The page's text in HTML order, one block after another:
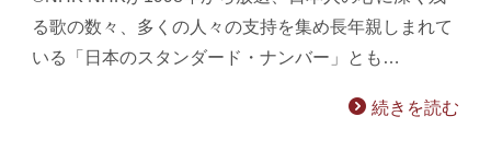
る歌の数々、多くの人々の支持を集め長年親しまれて
いる「日本のスタンダード・ナンバー」とも…
続きを読む